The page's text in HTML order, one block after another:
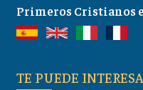
Primeros Cristianos
TE PUEDE